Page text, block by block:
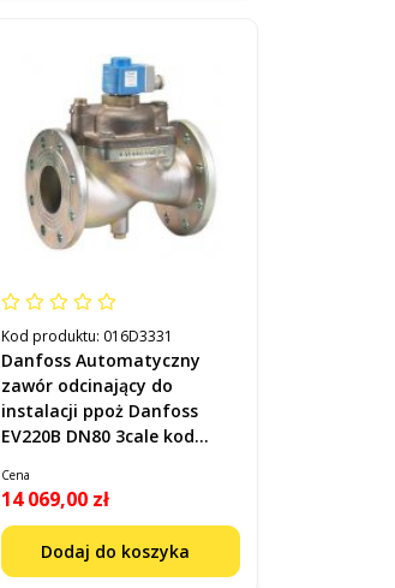
Kod produktu: 016D3331
Danfoss Automatyczny
zawór odcinający do
instalacji ppoż Danfoss
EV220B DN80 3cale kod
Cena
14 069,00 zł
Dodaj do koszyka